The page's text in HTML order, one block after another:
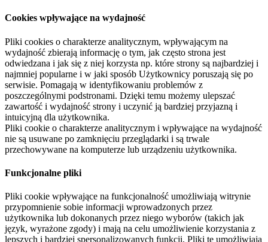
Cookies wpływające na wydajność
Pliki cookies o charakterze analitycznym, wpływającym na
wydajność zbierają informację o tym, jak często strona jest
odwiedzana i jak się z niej korzysta np. które strony są najbardziej i
najmniej popularne i w jaki sposób Użytkownicy poruszają się po
serwisie. Pomagają w identyfikowaniu problemów z
poszczególnymi podstronami. Dzięki temu możemy ulepszać
zawartość i wydajność strony i uczynić ją bardziej przyjazną i
intuicyjną dla użytkownika.
Pliki cookie o charakterze analitycznym i wpływające na wydajność
nie są usuwane po zamknięciu przeglądarki i są trwale
przechowywane na komputerze lub urządzeniu użytkownika.
Funkcjonalne pliki
Pliki cookie wpływające na funkcjonalność umożliwiają witrynie
przypomnienie sobie informacji wprowadzonych przez
użytkownika lub dokonanych przez niego wyborów (takich jak
język, wyrażone zgody) i mają na celu umożliwienie korzystania z
lepszych i bardziej spersonalizowanych funkcji. Pliki te umożliwiają